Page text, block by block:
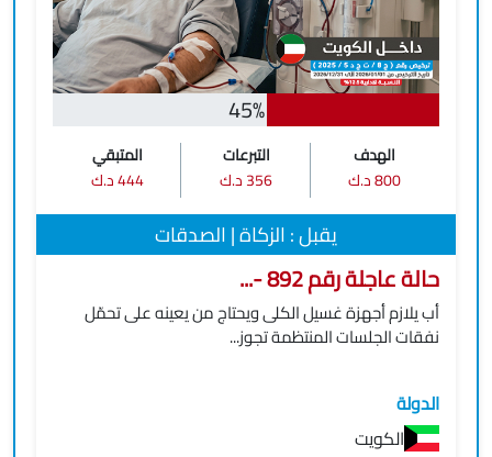
45%
الهدف
800 د.ك
التبرعات
356 د.ك
المتبقي
444 د.ك
يقبل : الزكاة | الصدقات
حالة عاجلة رقم 892 -...
أب يلازم أجهزة غسيل الكلى ويحتاج من يعينه على تحمّل
نفقات الجلسات المنتظمة تجوز...
الدولة
الكويت